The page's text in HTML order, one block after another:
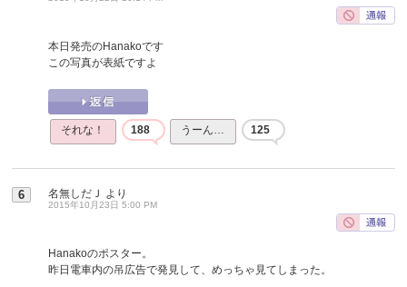
本日発売のHanakoです
この写真が表紙ですよ
それな！ 188 うーん… 125
6 名無しだＪ より
2015年10月23日 5:00 PM
Hanakoのポスター。
昨日電車内の吊広告で発見して、めっちゃ見てしまった。